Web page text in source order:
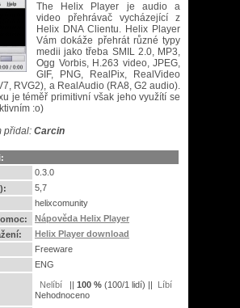
The Helix Player je audio a
video přehrávač vycházející z
Helix DNA Clientu. Helix Player
Vám dokáže přehrát různé typy
medii jako třeba SMIL 2.0, MP3,
Ogg Vorbis, H.263 video, JPEG,
GIF, PNG, RealPix, RealVideo
RVG2), a RealAudio (RA8, G2 audio).
je téměř primitivní však jeho využítí se
:o)
přidal: Carcin
0.3.0
5,7
helixcomunity
Nápověda Helix Player
Helix Player download
Freeware
ENG
|| 100 % (100/1 lidí) ||
Nehodnoceno